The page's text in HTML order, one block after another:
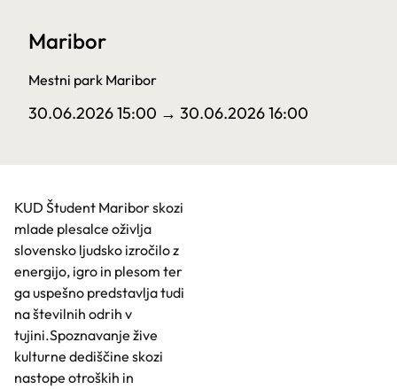
Maribor
Mestni park Maribor
30.06.2026 15:00 → 30.06.2026 16:00
KUD Študent Maribor skozi
mlade plesalce oživlja
slovensko ljudsko izročilo z
energijo, igro in plesom ter
ga uspešno predstavlja tudi
na številnih odrih v
tujini.Spoznavanje žive
kulturne dediščine skozi
nastope otroških in